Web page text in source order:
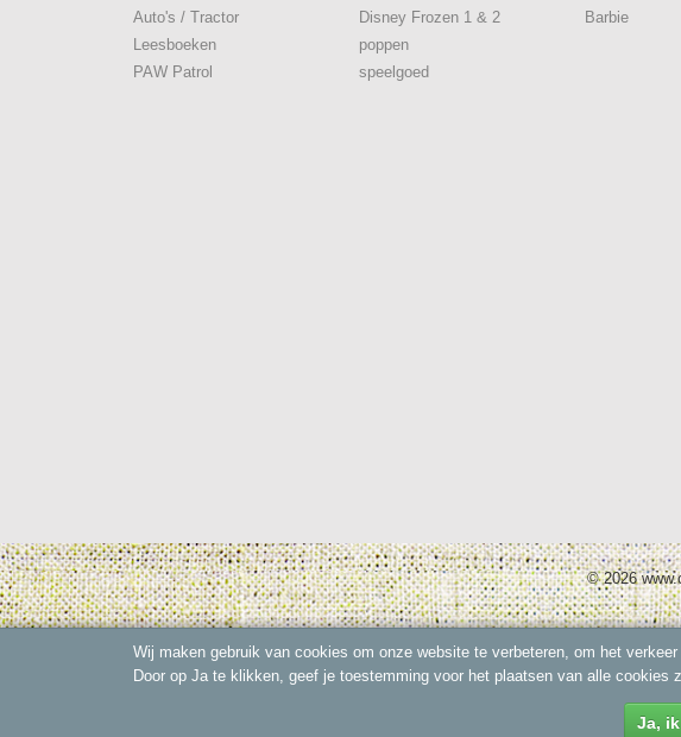
Auto's / Tractor
Leesboeken
PAW Patrol
Disney Frozen 1 & 2
poppen
speelgoed
Barbie
© 2026
Wij maken gebruik van cookies om onze website te verbeteren, om het
Door op Ja te klikken, geef je toestemming voor het plaatsen van alle
Ja,